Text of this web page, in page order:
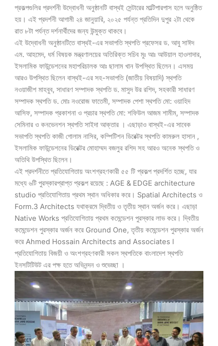
প্রকল্পগুলির প্রদর্শনী উদ্বোধনী অনুষ্ঠানটি বাস্থই সেন্টারের মাল্টিপারপাস হলে অনুষ্ঠিত
হয়। এই প্রদর্শনী আগামী ২৪ জানুয়ারি, ২০২৫ পর্যন্ত প্রতিদিন দুপুর ২টা থেকে
রাত ৮টা পর্যন্ত দর্শনার্থীদের জন্য উন্মুক্ত থাকবে।
এই উদ্বোধনী অনুষ্ঠানটিতে বাস্থই-এর সভাপতি স্থপতি প্রফেসর ড. আবু সাঈদ
এম. আহমেদ, ধর্ম বিষয়ক মন্ত্রণালয়ের অতিরিক্ত সচিব মুঃ আঃ আউয়াল হাওলাদার,
ইসলামিক ফাউন্ডেশনের মহাপরিচালক আঃ ছালাম খান উপস্থিত ছিলেন। এসময়
আরও উপস্থিত ছিলেন বাস্থই-এর সহ-সভাপতি (জাতীয় বিষয়াদি) স্থপতি
নওয়াজীশ মাহবুব, সাধারণ সম্পাদক স্থপতি ড. মাসুদ উর রশিদ, সহকারী সাধারণ
সম্পাদক স্থপতি ড. মোঃ নওরোজ ফাতেমী, সম্পাদক পেশা স্থপতি মো: ওয়াহিদ
আসিফ, সম্পাদক প্রকাশনা ও প্রচার স্থপতি মো: শফিউল আজম শামীম, সম্পাদক
সেমিনার ও কনভেনশন স্থপতি সাইদা আক্তার । এছাড়াও বাস্থই-এর সাবেক
সভাপতি স্থপতি কাজী গোলাম নাসির, কম্পিটিশন ডিরেক্টর স্থপতি কামরুল হাসান ,
ইসলামিক ফাউন্ডেশনের ডিরেক্টর মোহাম্মদ বজলুর রশিদ সহ আরও অনেক স্থপতি ও
অতিথি উপস্থিত ছিলেন।
এই প্রদর্শনীতে প্রতিযোগিতায় অংশগ্রহণকারী ৫৫ টি প্রকল্প প্রদর্শিত হচ্ছে, যার
মধ্যে ৬টি পুরস্কারপ্রাপ্ত প্রকল্প রয়েছে : AGE & EDGE architecture
studio প্রতিযোগিতায় প্রথম স্থান অধিকার করে। Spatial Architects ও
Form.3 Architects যথাক্রমে দ্বিতীয় ও তৃতীয় স্থান অর্জন করে। এছাড়া
Native Works প্রতিযোগিতায় প্রথম কমেন্ডেশন পুরস্কার লাভ করে। দ্বিতীয়
কমেন্ডেশন পুরস্কার অর্জন করে Ground One, তৃতীয় কমেন্ডেশন পুরস্কার অর্জন
করে Ahmed Hossain Architects and Associates l
প্রতিযোগিতায় বিজয়ী ও অংশগ্রহণকারী সকল স্থপতিকে বাংলাদেশ স্থপতি
ইনসটিটিউট এর পক্ষ হতে অভিনন্দন ও শুভেচ্ছা ।